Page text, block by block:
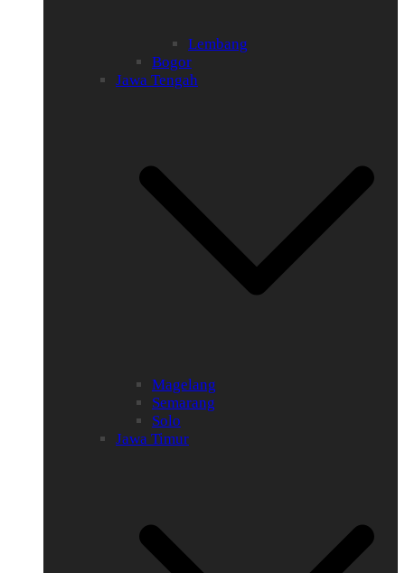
Lembang
Bogor
Jawa Tengah
Magelang
Semarang
Solo
Jawa Timur